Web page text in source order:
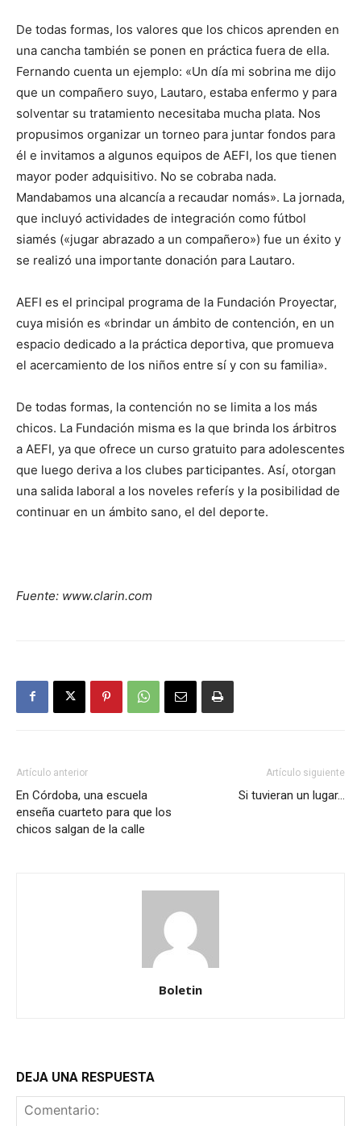
De todas formas, los valores que los chicos aprenden en
una cancha también se ponen en práctica fuera de ella.
Fernando cuenta un ejemplo: «Un día mi sobrina me dijo
que un compañero suyo, Lautaro, estaba enfermo y para
solventar su tratamiento necesitaba mucha plata. Nos
propusimos organizar un torneo para juntar fondos para
él e invitamos a algunos equipos de AEFI, los que tienen
mayor poder adquisitivo. No se cobraba nada.
Mandabamos una alcancía a recaudar nomás». La jornada,
que incluyó actividades de integración como fútbol
siamés («jugar abrazado a un compañero») fue un éxito y
se realizó una importante donación para Lautaro.
AEFI es el principal programa de la Fundación Proyectar,
cuya misión es «brindar un ámbito de contención, en un
espacio dedicado a la práctica deportiva, que promueva
el acercamiento de los niños entre sí y con su familia».
De todas formas, la contención no se limita a los más
chicos. La Fundación misma es la que brinda los árbitros
a AEFI, ya que ofrece un curso gratuito para adolescentes
que luego deriva a los clubes participantes. Así, otorgan
una salida laboral a los noveles referís y la posibilidad de
continuar en un ámbito sano, el del deporte.
Fuente: www.clarin.com
Artículo anterior
En Córdoba, una escuela
enseña cuarteto para que los
chicos salgan de la calle
Artículo siguiente
Si tuvieran un lugar…
Boletin
DEJA UNA RESPUESTA